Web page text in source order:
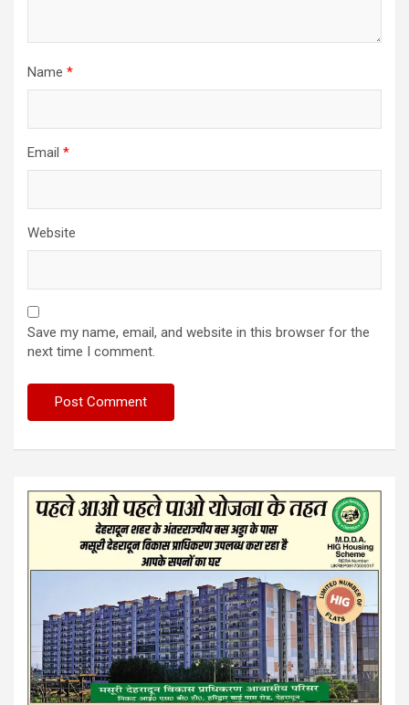
Name *
Email *
Website
Save my name, email, and website in this browser for the
next time I comment.